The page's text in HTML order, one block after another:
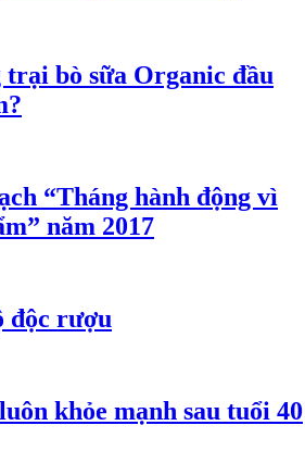
bò sữa Organic đầu
“Tháng hành động vì
năm 2017
độc rượu
khỏe mạnh sau tuổi 40